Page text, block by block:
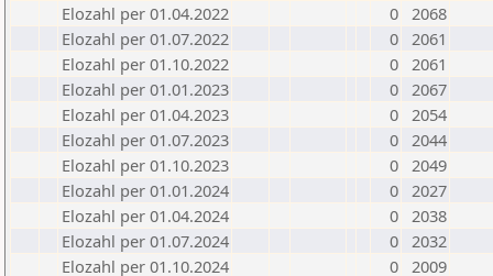
Elozahl per 01.04.2022
0 2068
Elozahl per 01.07.2022
0 2061
Elozahl per 01.10.2022
0 2061
Elozahl per 01.01.2023
0 2067
Elozahl per 01.04.2023
0 2054
Elozahl per 01.07.2023
0 2044
Elozahl per 01.10.2023
0 2049
Elozahl per 01.01.2024
0 2027
Elozahl per 01.04.2024
0 2038
Elozahl per 01.07.2024
0 2032
Elozahl per 01.10.2024
0 2009